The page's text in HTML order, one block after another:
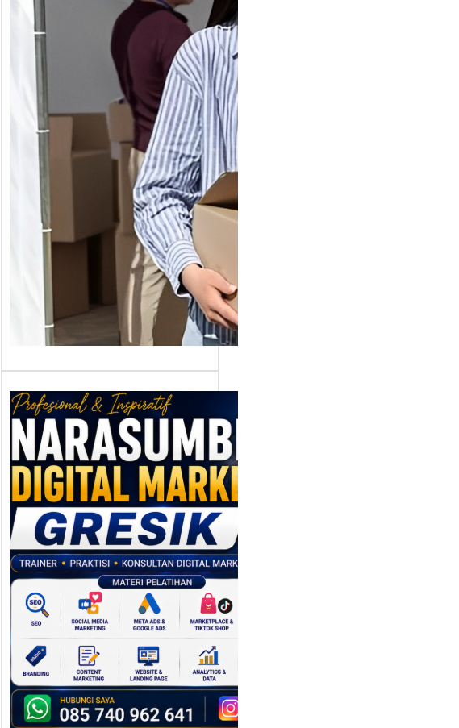
Tik Tok Buat
Jualan, Gimana
Strateginya ?
Baca Juga Cara
Berjualan Di Tiktokshop
TikTok menjadi tempat
Narasumber
Digital Marketing
Gresik:
Meningkatkan
Daya Saing SDM
dan Bisnis di Era
Transformasi
Digital
Perkembangan dunia
industri tidak hanya
mengubah cara
perusahaan
memproduksi barang,…